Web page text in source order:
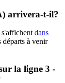
arrivera-t-il?
dans
départs à venir
la ligne 3 -